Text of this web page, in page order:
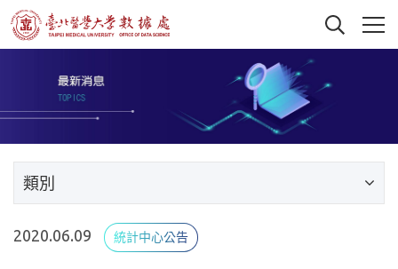
類別
2020.06.09 統計中心公告